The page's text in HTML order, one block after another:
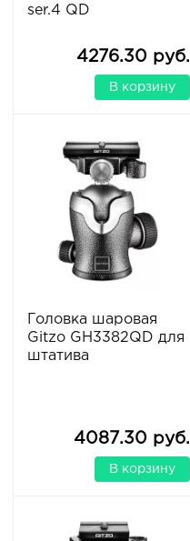
ser.4 QD
4276.30 руб.
В корзину
Головка шаровая
Gitzo GH3382QD для
штатива
4087.30 руб.
В корзину